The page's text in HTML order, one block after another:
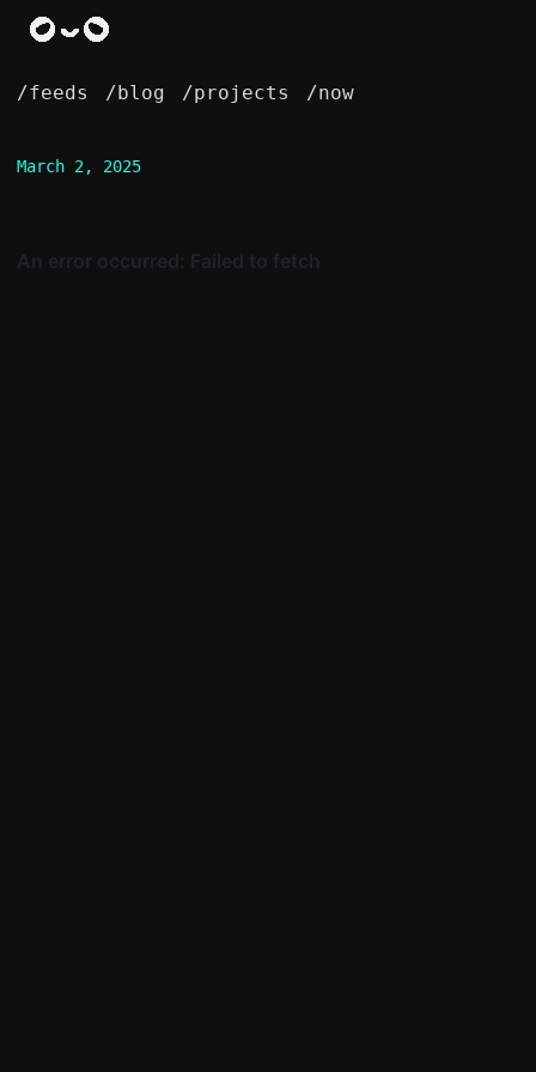
/feeds /blog /projects /now
March 2, 2025